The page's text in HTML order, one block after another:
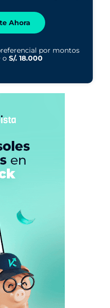
Ahora
por montos
o S/. 18.000